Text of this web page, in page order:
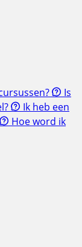
Is
Ik heb een
Hoe word ik